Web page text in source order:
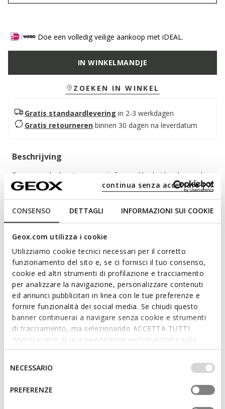
CONSENSO DETTAGLI INFORMAZIONI SUI COOKIE
Geox.com utilizza i cookie
Utilizziamo cookie tecnici necessari per il corretto
funzionamento del sito e, se ci fornisci il tuo consenso,
cookie ed altri strumenti di profilazione e tracciamento
per analizzare la navigazione, personalizzare contenuti
ed annunci pubblicitari in linea con le tue preferenze e
fornire funzionalità dei social media. Se chiudi questo
banner continuerai a navigare senza cookie e strumenti
di tracciamento, ma selezionando ACCETTA TUTTI
godrai invece di una navigazione personalizzata sulla
base dei tuoi gusti ed interessi. Selezionando
IMPOSTAZIONI potrai anche scegliere quali cookies ed
altri strumenti di tracciamento autorizzare. Per maggiori
informazioni o per modificare in qualsiasi momento le
tue impostazioni, visita la nostra
del
consenso
NECESSARIO
PREFERENZE
continua senza accettare | X
Doe een volledig veilige aankoop met iDEAL.
IN WINKELMANDJE
ZOEKEN IN WINKEL
Gratis standaardlevering in 2-3 werkdagen
Gratis retourneren binnen 30 dagen na leverdatum
Beschrijving
Damessandaal met een sportief-casual look, ideaal voor de
stad maar ook voor op reis. In deze melkwitte versie is hij
gemaakt van zacht Nappa-leer met een op sport
geïnspireerde buitenzool. Nebula™ 2.0 C S staat synoniem
ITEMCODE:D65BPE00085C1122
Kenmerken
Door dit product aan te schaffen,
ondersteunt u leerlooierijen met Leather
Working Group-certificering
Zooldikte: 3,5 cm / 1,4"
Lichtgewicht footwear